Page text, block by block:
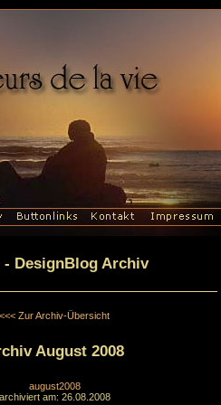
DesignBlog Archiv
<<< Zur Archiv-Übersicht
August 2008
august2008
archiviert am: 26.08.2008